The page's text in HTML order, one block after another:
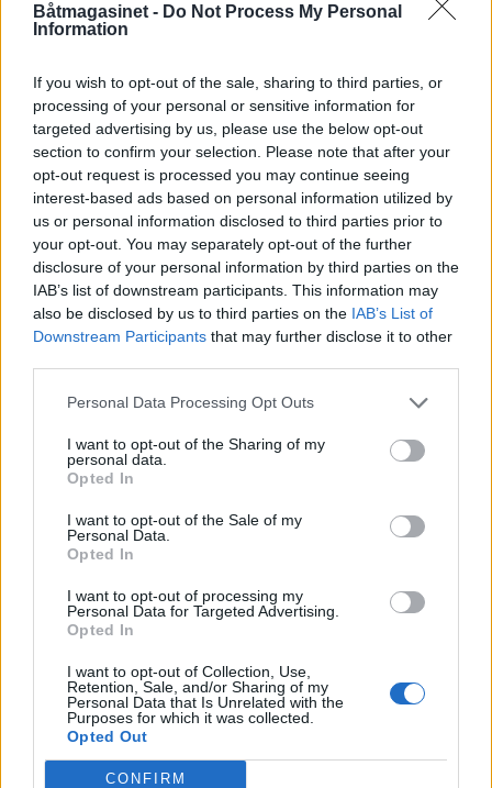
Båtmagasinet - Do Not Process My Personal
Information
If you wish to opt-out of the sale, sharing to third parties, or
processing of your personal or sensitive information for
targeted advertising by us, please use the below opt-out
section to confirm your selection. Please note that after your
opt-out request is processed you may continue seeing
interest-based ads based on personal information utilized by
us or personal information disclosed to third parties prior to
your opt-out. You may separately opt-out of the further
disclosure of your personal information by third parties on the
IAB’s list of downstream participants. This information may
also be disclosed by us to third parties on the IAB’s List of
Downstream Participants that may further disclose it to other
Personal Data Processing Opt Outs
I want to opt-out of the Sharing of my
personal data.
Opted In
I want to opt-out of the Sale of my
Personal Data.
Opted In
I want to opt-out of processing my
Personal Data for Targeted Advertising.
Opted In
I want to opt-out of Collection, Use,
Retention, Sale, and/or Sharing of my
Personal Data that Is Unrelated with the
Purposes for which it was collected.
Opted Out
CONFIRM
KONTROLL: Båtens trim justeres med en panel
med en knapp og en god skjerm.
MONTERING: Interceptorene monteres på
hekken ned mot kanten av undervannskroget.
Systemet er kompakt, enkelt og robust. Det
selges også til en fornuftig pris.
Nettbutikk, telefon, epost og
egen butikk i Moss